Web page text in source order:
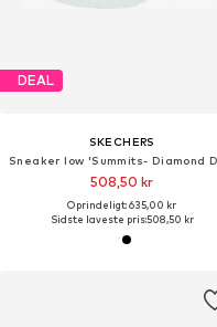
DEAL
SKECHERS
508,50 kr
Oprindeligt: 635,00 kr
Sidste laveste pris:508,50 kr